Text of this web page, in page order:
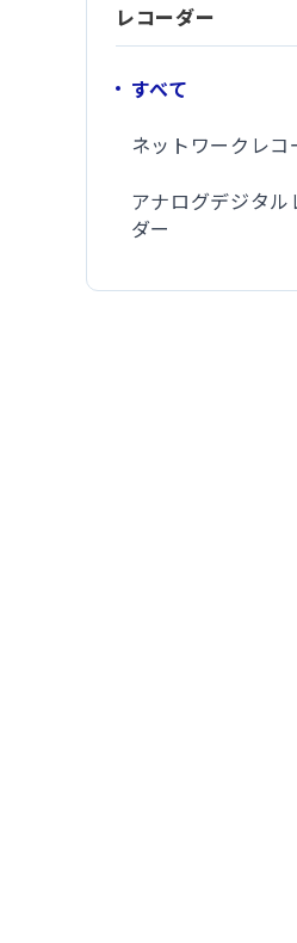
レコーダー
すべて
ネットワークレコ
アナログデジタル
ダー